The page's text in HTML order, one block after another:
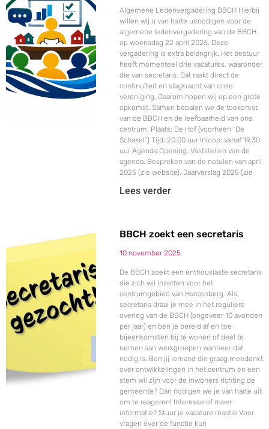
Algemene Ledenvergadering BBCH Hierbij
willen wij u van harte uitnodigen voor de
algemene ledenvergadering van de BBCH
op woensdag 22 april 2026. Deze
vergadering is extra belangrijk. Het bestuur
heeft momenteel drie vacatures, waaronder
die van secretaris. Dat raakt direct de
continuïteit en slagkracht van onze
vereniging. Daarom hopen wij op een grote
opkomst. Samen bepalen we de toekomst
van de BBCH en de leefbaarheid van ons
centrum. Plaats: De Hof (voorheen “De
Schakel”) Tijd: 20.00 uur Inloop: vanaf 19.30
uur Agenda Opening. Vaststellen van de
agenda. Bespreken van de notulen van april
2025 (zie website). Jaarverslag 2025 (zie
Lees verder
BBCH zoekt een secretaris
10 november 2025
De BBCH zoekt een enthousiaste secretaris
die zich wil inzetten voor het
centrumgebied van Hardenberg. Als
secretaris draai je mee in het reguliere
overleg van de BBCH (ongeveer 10 avonden
per jaar) en ben je bereid af en toe
bijeenkomsten bij te wonen of deel te
nemen aan werkgroepen wanneer dat
nodig is. Ben jij iemand die graag meedenkt
over ontwikkelingen in het centrum en een
stem wil zijn voor de inwoners richting de
gemeente? Dan nodigen we je van harte uit
om te reageren! Interesse of meer
informatie? Stuur je vacature reactie Voor
vragen over de functie kun